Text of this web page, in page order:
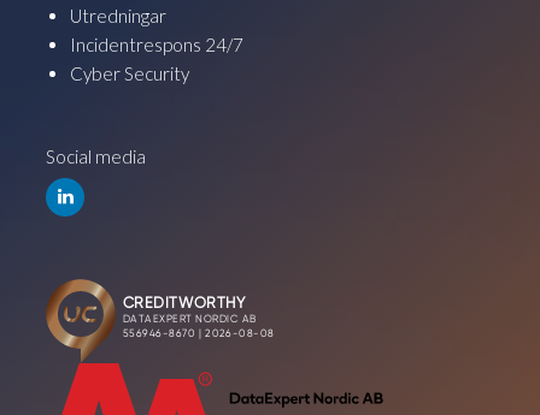
Utredningar
Incidentrespons 24/7
Cyber Security
Social media